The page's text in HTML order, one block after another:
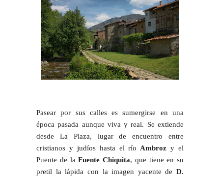
Pasear por sus calles es sumergirse en una
época pasada aunque viva y real. Se extiende
desde La Plaza, lugar de encuentro entre
cristianos y judíos hasta el río Ambrozy el
Puente de laFuente Chiquita, que tiene en su
pretil la lápida con la imagen yacente de D.